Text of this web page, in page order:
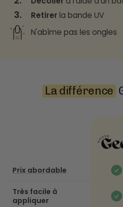
3. Retirerla bande UV
N'abîme pas les ongles
La différence
Prix abordable
Très facile à
appliquer